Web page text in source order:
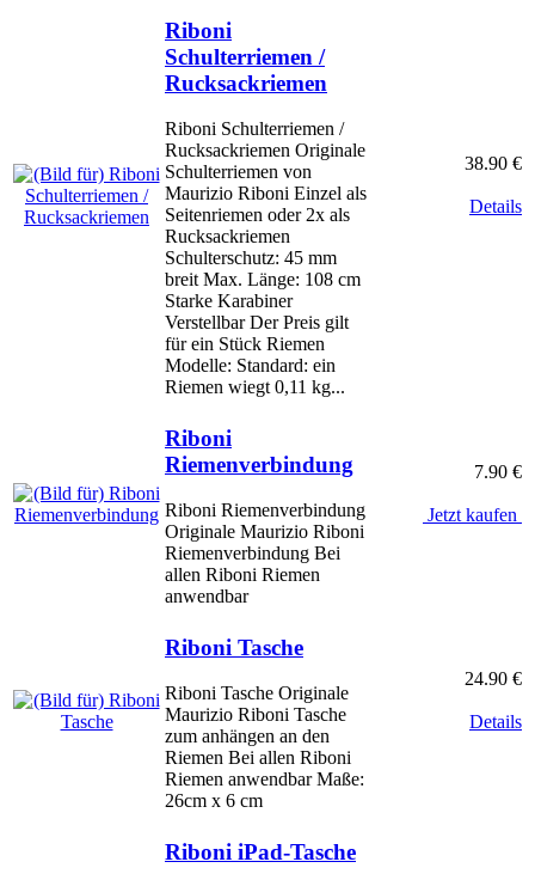
Riboni
Schulterriemen /
Rucksackriemen
Riboni Schulterriemen /
Rucksackriemen Originale
Schulterriemen von
Maurizio Riboni Einzel als
Seitenriemen oder 2x als
Rucksackriemen
Schulterschutz: 45 mm
breit Max. Länge: 108 cm
Starke Karabiner
Verstellbar Der Preis gilt
für ein Stück Riemen
Modelle: Standard: ein
Riemen wiegt 0,11 kg...
38.90 €
Details
Riboni
Riemenverbindung
Riboni Riemenverbindung
Originale Maurizio Riboni
Riemenverbindung Bei
allen Riboni Riemen
anwendbar
7.90 €
Jetzt kaufen
Riboni Tasche
Riboni Tasche Originale
Maurizio Riboni Tasche
zum anhängen an den
Riemen Bei allen Riboni
Riemen anwendbar Maße:
26cm x 6 cm
24.90 €
Details
Riboni iPad-Tasche